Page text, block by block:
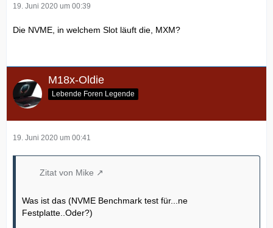
19. Juni 2020 um 00:39
Die NVME, in welchem Slot läuft die, MXM?
M18x-Oldie
Lebende Foren Legende
19. Juni 2020 um 00:41
Zitat von Mike
Was ist das (NVME Benchmark test für...ne
Festplatte..Oder?)